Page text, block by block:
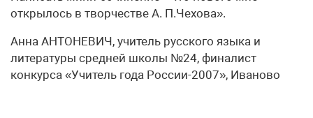
открылось в творчестве А. П.Чехова».
Анна АНТОНЕВИЧ, учитель русского языка и
литературы средней школы №24, финалист
конкурса «Учитель года России-2007», Иваново